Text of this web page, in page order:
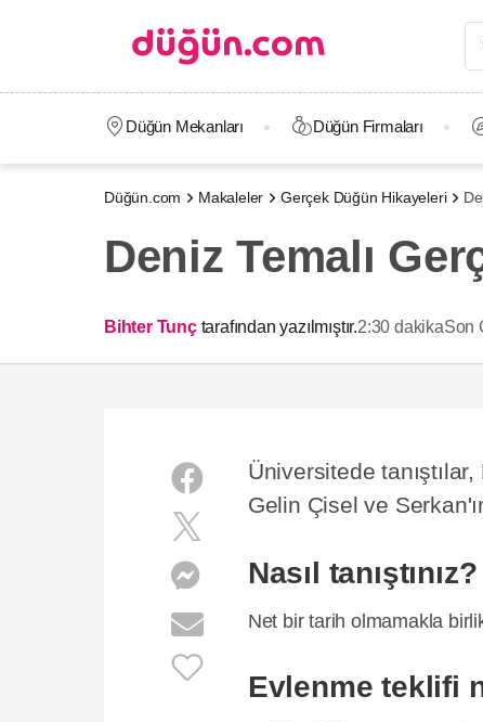
Düğün Mekanları Düğün Firmaları
Düğün.com Makaleler Gerçek Düğün Hikayeleri
Deniz Temalı
Bihter Tunçtarafından yazılmıştır.2:30 dakikaSon
Üniversitede
Gelin Çisel ve
Nasıl tanıştınız?
Net bir tarih olmamakla
Evlenme teklifi